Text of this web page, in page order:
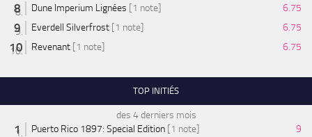
Dune Imperium Lignées [1 note]
6.75
Everdell Silverfrost [1 note]
6.75
Revenant [1 note] 6.75
TOP INITIÉS
des 4 derniers mois
Puerto Rico 1897: Special Edition [1 note]
9